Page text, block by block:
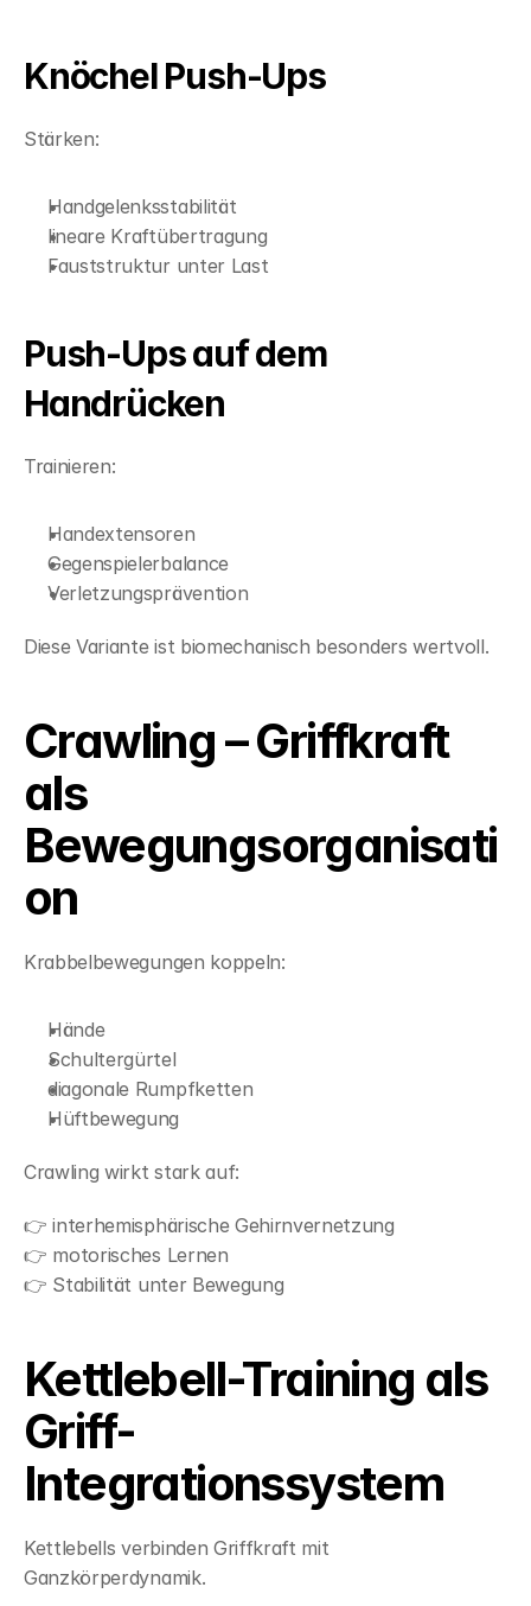
Knöchel Push-Ups
Stärken:
Handgelenksstabilität
lineare Kraftübertragung
Fauststruktur unter Last
Push-Ups auf dem
Handrücken
Trainieren:
Handextensoren
Gegenspielerbalance
Verletzungsprävention
Diese Variante ist biomechanisch besonders wertvoll.
Crawling – Griffkraft
als
Bewegungsorganisati
on
Krabbelbewegungen koppeln:
Hände
Schultergürtel
diagonale Rumpfketten
Hüftbewegung
Crawling wirkt stark auf:
👉 interhemisphärische Gehirnvernetzung
👉 motorisches Lernen
👉 Stabilität unter Bewegung
Kettlebell-Training als
Griff-
Integrationssystem
Kettlebells verbinden Griffkraft mit
Ganzkörperdynamik.